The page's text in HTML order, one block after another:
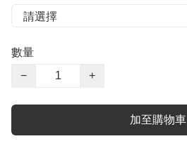
數量
−
+
加至購物車